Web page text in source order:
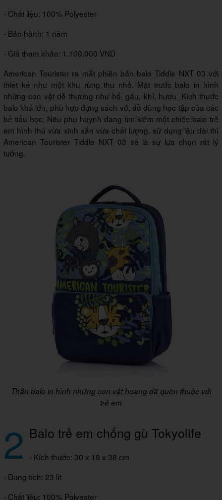
- Chất liệu: 100% Polyester
- Bảo hành: 1 năm
- Giá tham khảo: 1.100.000 VND
American Tourister ra mắt phiên bản balo Tiddle NXT 03 với
thiết kế như một khu rừng thu nhỏ. Mặt trước balo in hình
những con vật dễ thương như hổ, gấu, khỉ, hươu. Kích thước
balo khá lớn, phù hợp đựng sách vở, đồ dùng học tập của các
bé tiểu học. Nếu phụ huynh đang tìm kiếm một chiếc balo trẻ
em hình thú vừa xinh xắn vừa chất lượng, sử dụng lâu dài thì
American Tourister Tiddle NXT 03 sẽ là sự lựa chọn rất lý
tưởng.
Thân balo in hình những con vật hoang dã quen thuộc với
trẻ em
2 Balo trẻ em chống gù Tokyolife
- Kích thước: 30 x 18 x 38 cm
- Dung tích: 23 lít
- Chất liệu: 100% Polyester